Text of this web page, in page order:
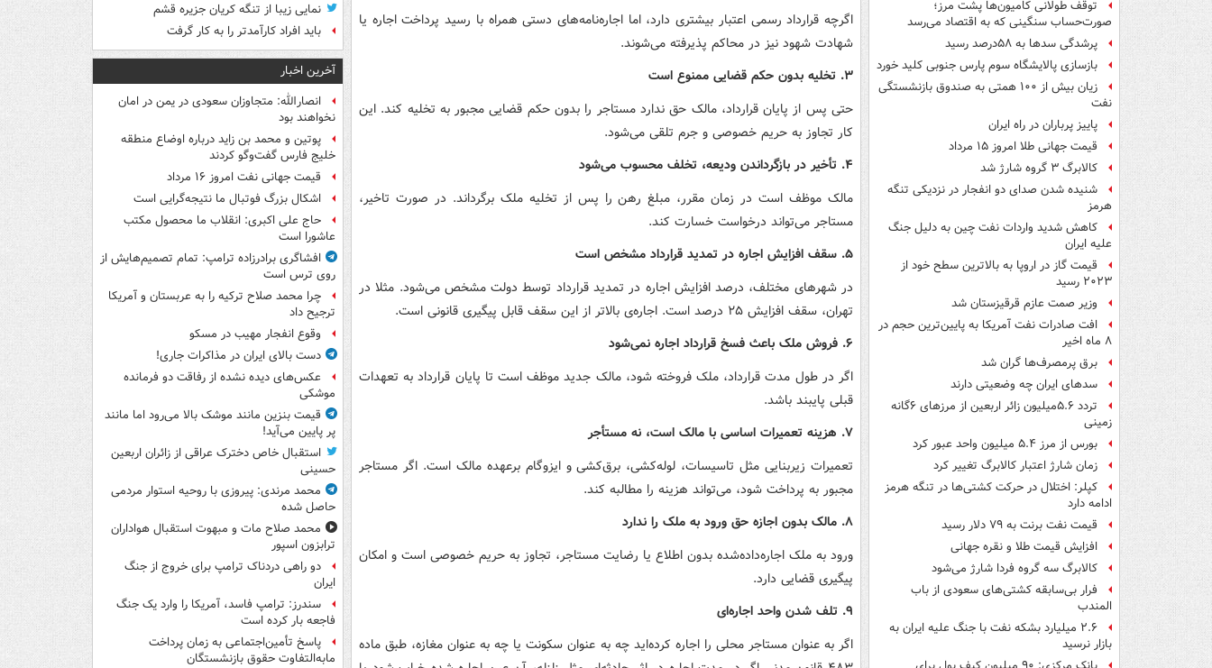
توقف طولانی کامیون‌ها پشت مرز؛
صورت‌حساب سنگینی که به اقتصاد می‌رسد
پرشدگی سدها به ۵۸درصد رسید
بازسازی پالایشگاه سوم پارس جنوبی کلید خورد
زیان بیش از ۱۰۰ همتی به صندوق‌ بازنشستگی
نفت
پاییز پرباران در راه ایران
قیمت جهانی طلا امروز ۱۵ مرداد
کالابرگ ۳ گروه شارژ شد
شنیده شدن صدای دو انفجار در نزدیکی تنگه
هرمز
کاهش شدید واردات نفت چین به دلیل جنگ
علیه ایران
قیمت گاز در اروپا به بالاترین سطح خود از
۲۰۲۳ رسید
وزیر صمت عازم قرقیزستان شد
افت صادرات نفت آمریکا به پایین‌ترین حجم در
۸ ماه اخیر
برق پرمصرف‌ها گران شد
سدهای ایران چه وضعیتی دارند
تردد ۵.۶میلیون زائر اربعین از مرزهای ۶گانه
زمینی
بورس از مرز ۵.۴ میلیون واحد عبور کرد
زمان شارژ اعتبار کالابرگ تغییر کرد
کپلر: اختلال در حرکت کشتی‌ها در تنگه هرمز
ادامه دارد
قیمت نفت برنت به ۷۹ دلار رسید
افزایش قیمت طلا و نقره جهانی
کالابرگ سه گروه فردا شارژ می‌شود
فرار بی‌سابقه کشتی‌های سعودی از باب
المندب
۲.۶ میلیارد بشکه نفت با جنگ علیه ایران به
بازار نرسید
اگرچه قرارداد رسمی اعتبار بیشتری دارد، اما اجاره‌نامه‌های دستی همراه با رسید پرداخت اجاره یا
شهادت شهود نیز در محاکم پذیرفته می‌شوند.
۳. تخلیه بدون حکم قضایی ممنوع است
حتی پس از پایان قرارداد، مالک حق ندارد مستاجر را بدون حکم قضایی مجبور به تخلیه کند. این
کار تجاوز به حریم خصوصی و جرم تلقی می‌شود.
۴. تأخیر در بازگرداندن ودیعه، تخلف محسوب می‌شود
مالک موظف است در زمان مقرر، مبلغ رهن را پس از تخلیه ملک برگرداند. در صورت تاخیر،
مستاجر می‌تواند درخواست خسارت کند.
۵. سقف افزایش اجاره در تمدید قرارداد مشخص است
در شهرهای مختلف، درصد افزایش اجاره در تمدید قرارداد توسط دولت مشخص می‌شود. مثلا در
تهران، سقف افزایش ۲۵ درصد است. اجاره‌ی بالاتر از این سقف قابل پیگیری قانونی است.
۶. فروش ملک باعث فسخ قرارداد اجاره نمی‌شود
اگر در طول مدت قرارداد، ملک فروخته شود، مالک جدید موظف است تا پایان قرارداد به تعهدات
قبلی پایبند باشد.
۷. هزینه تعمیرات اساسی با مالک است، نه مستأجر
تعمیرات زیربنایی مثل تاسیسات، لوله‌کشی، برق‌کشی و ایزوگام برعهده مالک است. اگر مستاجر
مجبور به پرداخت شود، می‌تواند هزینه را مطالبه کند.
۸. مالک بدون اجازه حق ورود به ملک را ندارد
ورود به ملک اجاره‌داده‌شده بدون اطلاع یا رضایت مستاجر، تجاوز به حریم خصوصی است و امکان
پیگیری قضایی دارد.
۹. تلف شدن واحد اجاره‌ای
اگر به عنوان مستاجر محلی را اجاره کرده‌اید چه به عنوان سکونت یا چه به عنوان مغازه، طبق ماده
نمایی زیبا از تنگه کریان جزیره قشم
باید افراد کارآمدتر را به کار گرفت
آخرین اخبار
انصارالله: متجاوزان سعودی در یمن در امان
نخواهند بود
پوتین و محمد بن زاید درباره اوضاع منطقه
خلیج فارس گفت‌وگو کردند
قیمت جهانی نفت امروز ۱۶ مرداد
اشکال بزرگ فوتبال ما نتیجه‌گرایی است
حاج علی اکبری: انقلاب ما محصول مکتب
عاشورا است
افشاگری برادرزاده ترامپ: تمام تصمیم‌هایش از
روی ترس است
چرا محمد صلاح ترکیه را به عربستان و آمریکا
ترجیح داد
وقوع انفجار مهیب در مسکو
دست بالای ایران در مذاکرات جاری!
عکس‌های دیده نشده از رفاقت دو فرمانده‌
موشکی
قیمت بنزین مانند موشک بالا می‌رود اما مانند
پر پایین می‌آید!
استقبال خاص دخترک عراقی از زائران اربعین
حسینی
محمد مرندی: پیروزی با روحیه استوار مردمی
حاصل شده
محمد صلاح مات و مبهوت استقبال هواداران
ترابزون اسپور
دو راهی دردناک ترامپ برای خروج از جنگ
ایران
سندرز: ترامپ فاسد، آمریکا را وارد یک جنگ
فاجعه بار کرده است
پاسخ تأمین‌اجتماعی به زمان پرداخت
مابه‌التفاوت حقوق بازنشستگان